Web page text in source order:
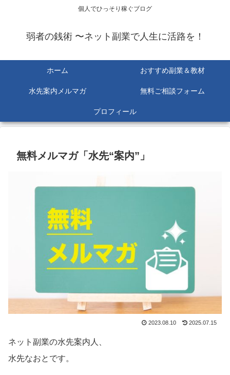
個人でひっそり稼ぐブログ
弱者の銭術 〜ネット副業で人生に活路を！
ホーム おすすめ副業＆教材
水先案内メルマガ 無料ご相談フォーム
プロフィール
無料メルマガ「水先“案内”」
2023.08.10 2025.07.15
ネット副業の水先案内人、
水先なおとです。